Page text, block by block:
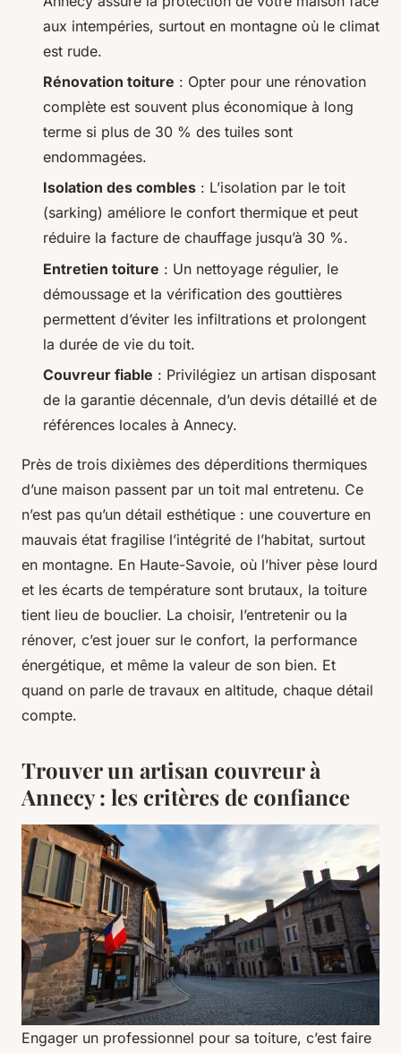
aux intempéries, surtout en montagne où le climat
est rude.
Rénovation toiture : Opter pour une rénovation
complète est souvent plus économique à long
terme si plus de 30 % des tuiles sont
endommagées.
Isolation des combles : L’isolation par le toit
(sarking) améliore le confort thermique et peut
réduire la facture de chauffage jusqu’à 30 %.
Entretien toiture : Un nettoyage régulier, le
démoussage et la vérification des gouttières
permettent d’éviter les infiltrations et prolongent
la durée de vie du toit.
Couvreur fiable : Privilégiez un artisan disposant
de la garantie décennale, d’un devis détaillé et de
références locales à Annecy.
Près de trois dixièmes des déperditions thermiques
d’une maison passent par un toit mal entretenu. Ce
n’est pas qu’un détail esthétique : une couverture en
mauvais état fragilise l’intégrité de l’habitat, surtout
en montagne. En Haute-Savoie, où l’hiver pèse lourd
et les écarts de température sont brutaux, la toiture
tient lieu de bouclier. La choisir, l’entretenir ou la
rénover, c’est jouer sur le confort, la performance
énergétique, et même la valeur de son bien. Et
quand on parle de travaux en altitude, chaque détail
compte.
Trouver un artisan couvreur à
Annecy : les critères de confiance
Engager un professionnel pour sa toiture, c’est faire